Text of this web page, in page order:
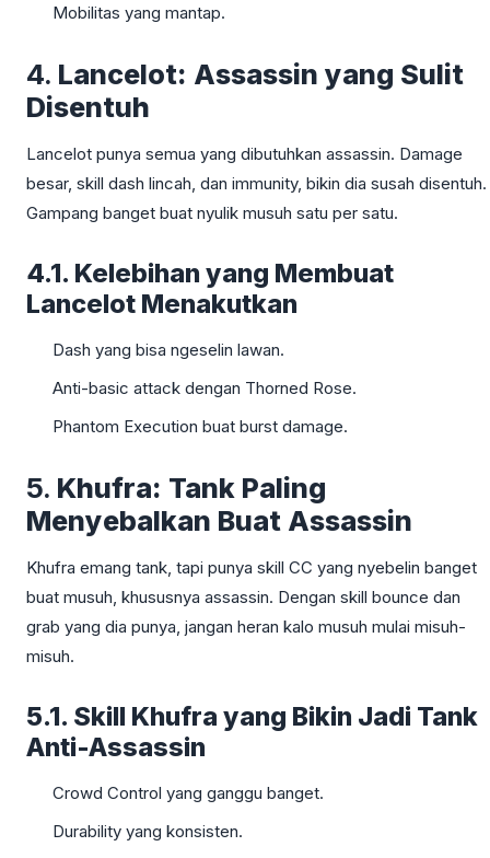
Mobilitas yang mantap.
4. Lancelot: Assassin yang Sulit
Disentuh
Lancelot punya semua yang dibutuhkan assassin. Damage
besar, skill dash lincah, dan immunity, bikin dia susah disentuh.
Gampang banget buat nyulik musuh satu per satu.
4.1. Kelebihan yang Membuat
Lancelot Menakutkan
Dash yang bisa ngeselin lawan.
Anti-basic attack dengan Thorned Rose.
Phantom Execution buat burst damage.
5. Khufra: Tank Paling
Menyebalkan Buat Assassin
Khufra emang tank, tapi punya skill CC yang nyebelin banget
buat musuh, khususnya assassin. Dengan skill bounce dan
grab yang dia punya, jangan heran kalo musuh mulai misuh-
misuh.
5.1. Skill Khufra yang Bikin Jadi Tank
Anti-Assassin
Crowd Control yang ganggu banget.
Durability yang konsisten.